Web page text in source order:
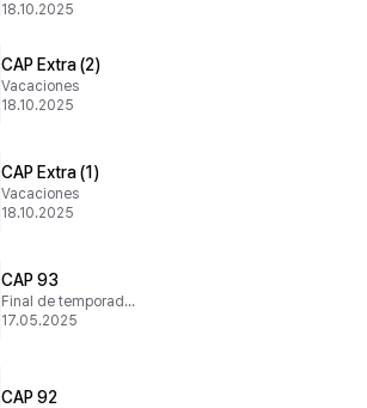
18.10.2025
CAP Extra (2)
Vacaciones
18.10.2025
CAP Extra (1)
Vacaciones
18.10.2025
CAP 93
Final de temporada 3
17.05.2025
CAP 92